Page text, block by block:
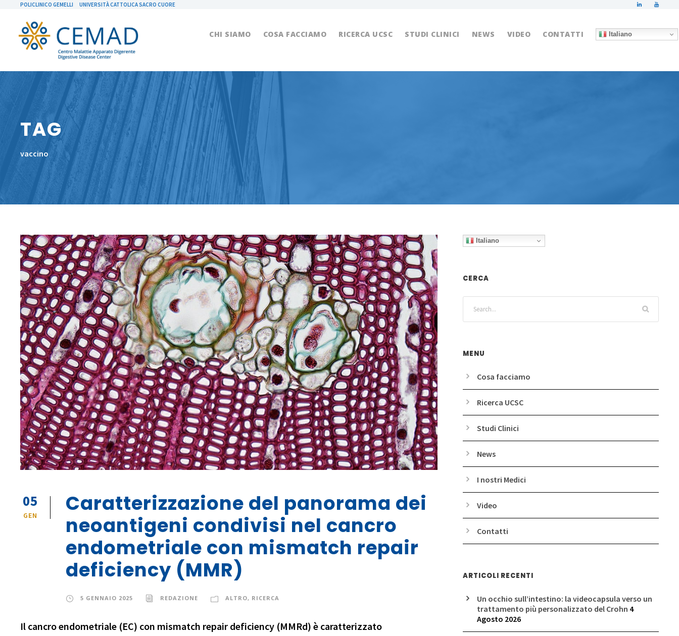
POLICLINICO GEMELLI UNIVERSITÀ CATTOLICA SACRO CUORE
CHI SIAMO COSA FACCIAMO RICERCA UCSC STUDI CLINICI NEWS VIDEO CONTATTI Italiano
TAG
vaccino
05
GEN
Caratterizzazione del panorama dei
neoantigeni condivisi nel cancro
endometriale con mismatch repair
deficiency (MMR)
5 GENNAIO 2025 REDAZIONE ALTRO, RICERCA
Il cancro endometriale (EC) con mismatch repair deficiency (MMRd) è caratterizzato
Italiano
CERCA
MENU
Cosa facciamo
Ricerca UCSC
Studi Clinici
News
I nostri Medici
Video
Contatti
ARTICOLI RECENTI
Un occhio sull’intestino: la videocapsula verso un
trattamento più personalizzato del Crohn 4
Agosto 2026